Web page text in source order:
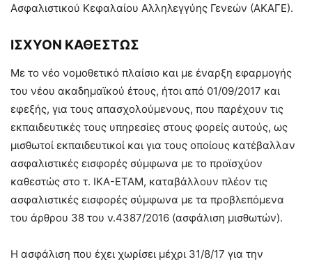
Ασφαλιστικού Κεφαλαίου Αλληλεγγύης Γενεών (ΑΚΑΓΕ).
ΙΣΧΥΟΝ ΚΑΘΕΣΤΩΣ
Με το νέο νομοθετικό πλαίσιο και με έναρξη εφαρμογής
του νέου ακαδημαϊκού έτους, ήτοι από 01/09/2017 και
εφεξής, για τους απασχολούμενους, που παρέχουν τις
εκπαιδευτικές τους υπηρεσίες στους φορείς αυτούς, ως
μισθωτοί εκπαιδευτικοί και για τους οποίους κατέβαλλαν
ασφαλιστικές εισφορές σύμφωνα με το προϊσχύον
καθεστώς στο τ. ΙΚΑ-ΕΤΑΜ, καταβάλλουν πλέον τις
ασφαλιστικές εισφορές σύμφωνα με τα προβλεπόμενα
του άρθρου 38 του ν.4387/2016 (ασφάλιση μισθωτών).
Η ασφάλιση που έχει χωρίσει μέχρι 31/8/17 για την